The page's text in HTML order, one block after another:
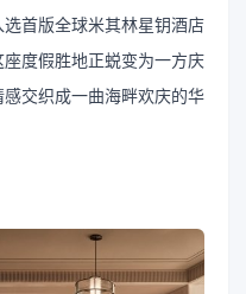
首版全球米其林星钥酒店
度假胜地正蜕变为一方庆
交织成一曲海畔欢庆的华